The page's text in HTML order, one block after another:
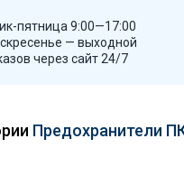
пятница 9:00—17:00
— выходной
через сайт 24/7
Предохранители